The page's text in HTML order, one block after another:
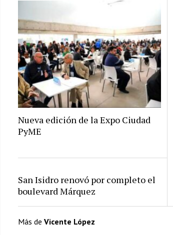
Nueva edición de la Expo Ciudad
PyME
San Isidro renovó por completo el
boulevard Márquez
Más deVicente López